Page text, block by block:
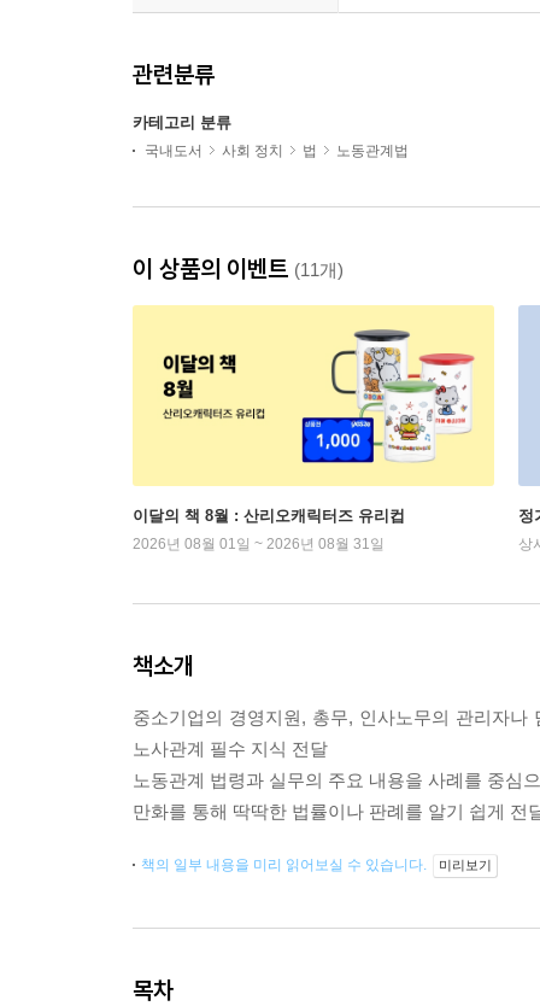
관련분류
카테고리 분류
국내도서 사회 정치 법 노동관계법
이 상품의 이벤트 (11개)
이달의 책 8월 : 산리오캐릭터즈 유리컵
2026년 08월 01일 ~ 2026년 08월 31일
정
상
책소개
중소기업의 경영지원, 총무, 인사노무의 관리자
노사관계 필수 지식 전달
노동관계 법령과 실무의 주요 내용을 사례를 중심
만화를 통해 딱딱한 법률이나 판례를 알기 쉽게 전
책의 일부 내용을 미리 읽어보실 수 있습니다. 미리보기
목차